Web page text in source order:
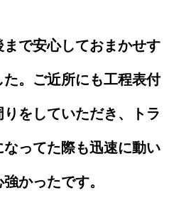
で安心しておまかせす
。ご近所にも工程表付
をしていただき、トラ
ってた際も迅速に動い
かったです。